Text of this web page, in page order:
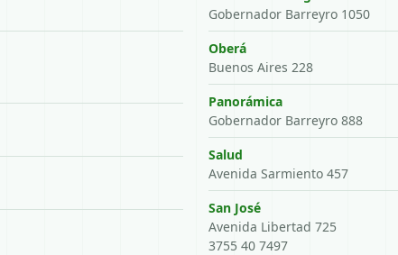
Gobernador Barreyro 1050
Oberá
Buenos Aires 228
Panorámica
Gobernador Barreyro 888
Salud
Avenida Sarmiento 457
San José
Avenida Libertad 725
3755 40 7497